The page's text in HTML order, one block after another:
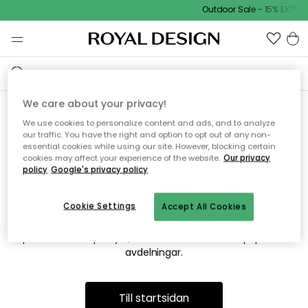
Outdoor Sale - 15%
Vi hittar tyvärr inte sidan du
söker
Detta kan bero på att sidan inte längre finns eller att den har
flyttats. Vi ber om ursäkt för besväret. I menyn ovan kan du
prova att söka på nytt, eller besöka en av våra populära
avdelningar.
Till startsidan
We care about your privacy!
We use cookies to personalize content and ads, and to analyze
our traffic. You have the right and option to opt out of any non-
essential cookies while using our site. However, blocking certain
cookies may affect your experience of the website. Our privacy
policy Google's privacy policy
Accept All Cookies
Cookie Settings